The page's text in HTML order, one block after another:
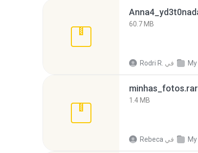
60.7 MB
Rodri R. في
minhas_fotos.rar
1.4 MB
Rebeca في